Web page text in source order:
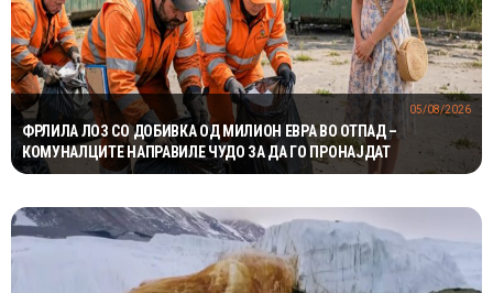
ФРЛИЛА ЛОЗ СО ДОБИВКА ОД МИЛИОН ЕВРА ВО ОТПАД –
КОМУНАЛЦИТЕ НАПРАВИЛЕ ЧУДО ЗА ДА ГО ПРОНАЈДАТ
05/08/2026